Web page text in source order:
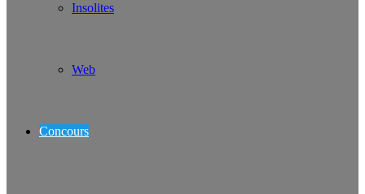
Insolites
Web
Concours